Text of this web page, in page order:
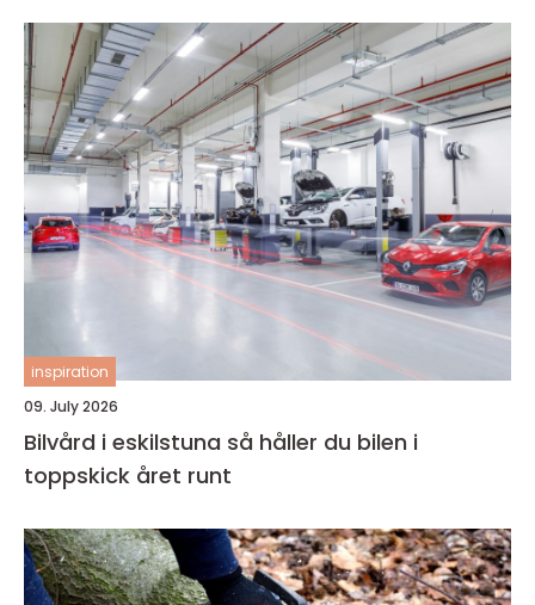
inspiration
09. July 2026
Bilvård i eskilstuna så håller du bilen i
toppskick året runt